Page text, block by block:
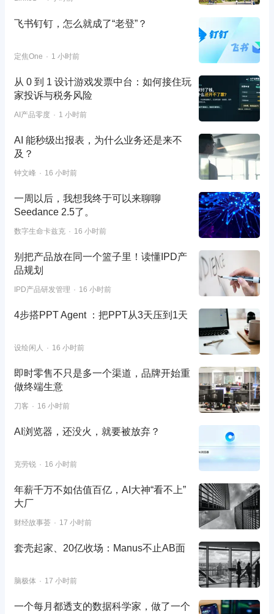
飞书钉钉，怎么就成了“老登”？
定焦One 1 小时前
从 0 到 1 设计游戏发票中台：如何接住玩
家投诉与税务风险
AI产品零度 1 小时前
AI 能秒级出报表，为什么业务还是来不
及？
钟文峰 16 小时前
一周以后，我想我终于可以来聊聊
Seedance 2.5了。
数字生命卡兹克 16 小时前
别把产品放在同一个篮子里！读懂IPD产
品规划
IPD产品研发管理 16 小时前
4步搭PPT Agent ：把PPT从3天压到1天
设绘闲人 16 小时前
即时零售不只是多一个渠道，品牌开始重
做终端生意
刀客 16 小时前
AI浏览器，还没火，就要被放弃？
克劳锐 16 小时前
年薪千万不如估值百亿，AI大神“看不上”
大厂
财经故事荟 17 小时前
套壳起家、20亿收场：Manus不止AB面
脑极体 17 小时前
一个每月都透支的数据科学家，做了一个